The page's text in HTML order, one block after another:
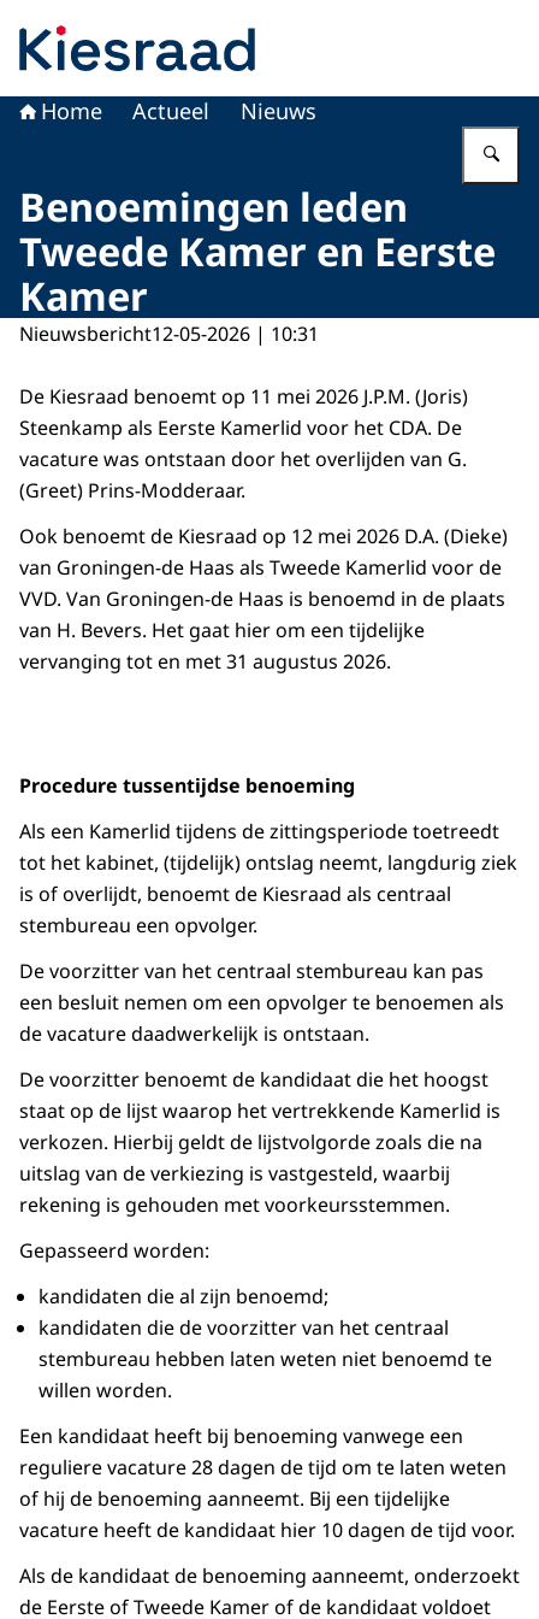
Home Actueel Nieuws
Benoemingen leden
Tweede Kamer en Eerste
Kamer
Nieuwsbericht12-05-2026 | 10:31
De Kiesraad benoemt op 11 mei 2026 J.P.M. (Joris)
Steenkamp als Eerste Kamerlid voor het CDA. De
vacature was ontstaan door het overlijden van G.
(Greet) Prins-Modderaar.
Ook benoemt de Kiesraad op 12 mei 2026 D.A. (Dieke)
van Groningen-de Haas als Tweede Kamerlid voor de
VVD. Van Groningen-de Haas is benoemd in de plaats
van H. Bevers. Het gaat hier om een tijdelijke
vervanging tot en met 31 augustus 2026.
Procedure tussentijdse benoeming
Als een Kamerlid tijdens de zittingsperiode toetreedt
tot het kabinet, (tijdelijk) ontslag neemt, langdurig ziek
is of overlijdt, benoemt de Kiesraad als centraal
stembureau een opvolger.
De voorzitter van het centraal stembureau kan pas
een besluit nemen om een opvolger te benoemen als
de vacature daadwerkelijk is ontstaan.
De voorzitter benoemt de kandidaat die het hoogst
staat op de lijst waarop het vertrekkende Kamerlid is
verkozen. Hierbij geldt de lijstvolgorde zoals die na
uitslag van de verkiezing is vastgesteld, waarbij
rekening is gehouden met voorkeursstemmen.
Gepasseerd worden:
kandidaten die al zijn benoemd;
kandidaten die de voorzitter van het centraal
stembureau hebben laten weten niet benoemd te
willen worden.
Een kandidaat heeft bij benoeming vanwege een
reguliere vacature 28 dagen de tijd om te laten weten
of hij de benoeming aanneemt. Bij een tijdelijke
vacature heeft de kandidaat hier 10 dagen de tijd voor.
Als de kandidaat de benoeming aanneemt, onderzoekt
de Eerste of Tweede Kamer of de kandidaat voldoet